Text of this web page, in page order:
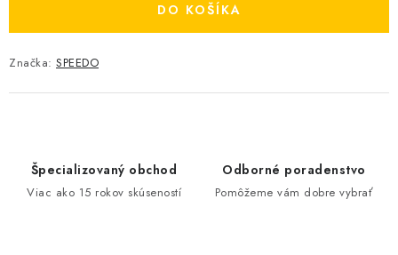
DO KOŠÍKA
Značka: SPEEDO
Špecializovaný obchod
Viac ako 15 rokov skúseností
Odborné poradenstvo
Pomôžeme vám dobre vybrať